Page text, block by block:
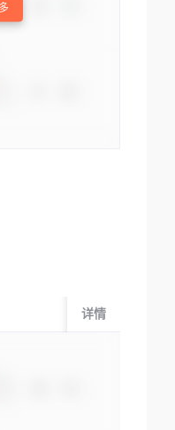
起运国/地区
详情